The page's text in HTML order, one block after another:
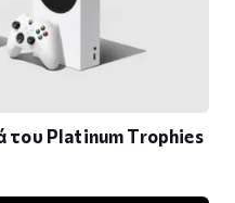
του Platinum Trophies